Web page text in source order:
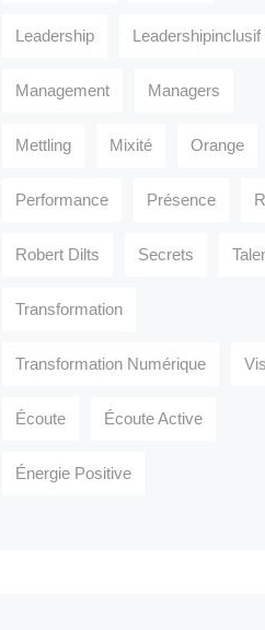
Leadership Leadershipinclusif
Management Managers
Mettling Mixité Orange
Performance Présence
Robert Dilts Secrets
Transformation
Transformation Numérique
Écoute Écoute Active
Énergie Positive